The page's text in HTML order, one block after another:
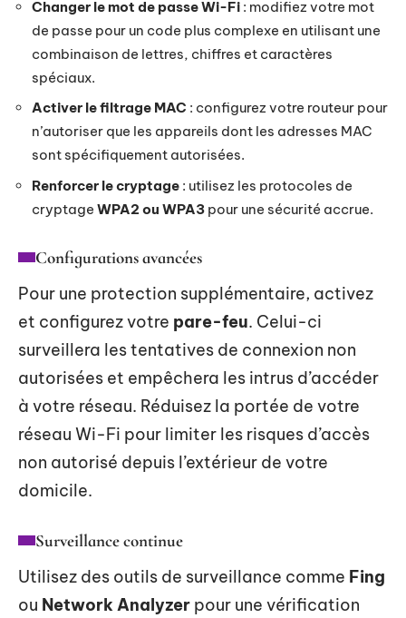
Changer le mot de passe Wi-Fi : modifiez votre mot
de passe pour un code plus complexe en utilisant une
combinaison de lettres, chiffres et caractères
spéciaux.
Activer le filtrage MAC : configurez votre routeur pour
n’autoriser que les appareils dont les adresses MAC
sont spécifiquement autorisées.
Renforcer le cryptage : utilisez les protocoles de
cryptage WPA2 ou WPA3 pour une sécurité accrue.
Configurations avancées
Pour une protection supplémentaire, activez
et configurez votre pare-feu. Celui-ci
surveillera les tentatives de connexion non
autorisées et empêchera les intrus d’accéder
à votre réseau. Réduisez la portée de votre
réseau Wi-Fi pour limiter les risques d’accès
non autorisé depuis l’extérieur de votre
domicile.
Surveillance continue
Utilisez des outils de surveillance comme Fing
ou Network Analyzer pour une vérification